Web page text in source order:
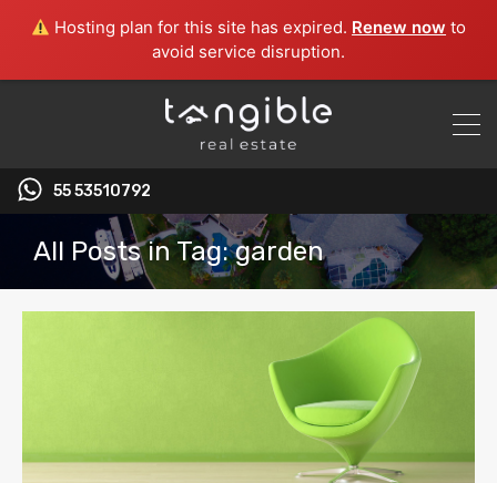
Hosting plan for this site has expired. Renew now to
avoid service disruption.
55 53510792‬
All Posts in Tag: garden